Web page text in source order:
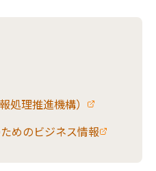
処理推進機構）
めのビジネス情報